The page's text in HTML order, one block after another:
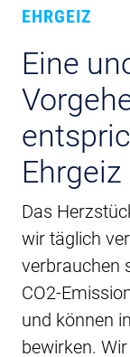
EHRGEIZ
Eine
Ehrgeiz
Das
wir täglich
verbrauchen
CO2-
und können
bewirken.